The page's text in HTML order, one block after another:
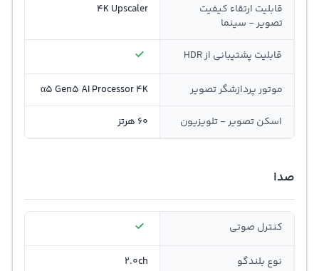
قابلیت ارتقاء کیفیت
تصویر - سینما
4K Upscaler
قابلیت پشتیبانی از HDR
موتور پردازشگر تصویر α5 Gen5 AI Processor 4K
اسکن تصویر - تلویزیون 60 هرتز
صدا
کنترل صوتی
نوع بلندگو 2.0ch